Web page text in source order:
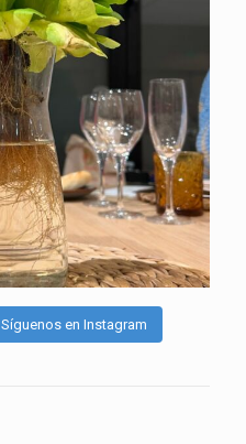
Síguenos en Instagram